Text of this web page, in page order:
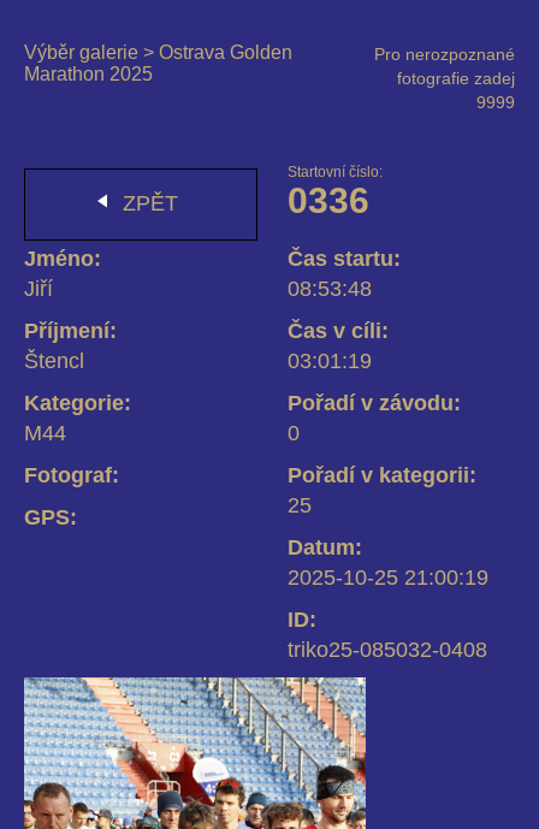
Výběr galerie > Ostrava Golden
Marathon 2025
Pro nerozpoznané
fotografie zadej
9999
ZPĚT
Startovní číslo:
0336
Jméno:
Jiří
Příjmení:
Štencl
Kategorie:
M44
Fotograf:
GPS:
Čas startu:
08:53:48
Čas v cíli:
03:01:19
Pořadí v závodu:
0
Pořadí v kategorii:
25
Datum:
2025-10-25 21:00:19
ID:
triko25-085032-0408